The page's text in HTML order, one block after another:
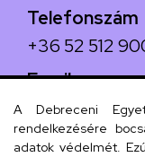
Telefonszám
+36 52 512
Email
Cím
A Debreceni
rendelkezésére
adatok védelmét.